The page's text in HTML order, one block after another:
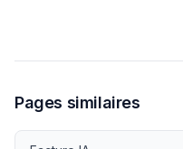
Pages similaires